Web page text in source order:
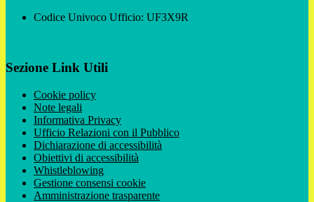
Codice Univoco Ufficio: UF3X9R
Sezione Link Utili
Cookie policy
Note legali
Informativa Privacy
Ufficio Relazioni con il Pubblico
Dichiarazione di accessibilità
Obiettivi di accessibilità
Whistleblowing
Gestione consensi cookie
Amministrazione trasparente